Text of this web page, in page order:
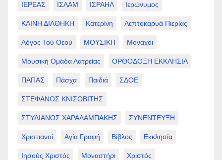
ΙΕΡΕΑΣ ΙΣΛΑΜ ΙΣΡΑΗΛ Ιερώνυμος
ΚΑΙΝΗ ΔΙΑΘΗΚΗ Κατερίνη Λεπτοκαρυά Πιερίας
Λόγος Τού Θεού ΜΟΥΣΙΚΗ Μοναχοι
Μουσική Ομάδα Λατρείας ΟΡΘΟΔΟΞΗ ΕΚΚΛΗΣΙΑ
ΠΑΠΑΣ Πάσχα Παιδιά ΣΔΟΕ
ΣΤΕΦΑΝΟΣ ΚΝΙΣΟΒΙΤΗΣ
ΣΤΥΛΙΑΝΟΣ ΧΑΡΑΛΑΜΠΑΚΗΣ ΣΥΝΕΝΤΕΥΞΗ
Χριστιανοί Αγία Γραφή Βίβλος Εκκλησία
Ιησούς Χριστός Μοναστήρι Χριστός